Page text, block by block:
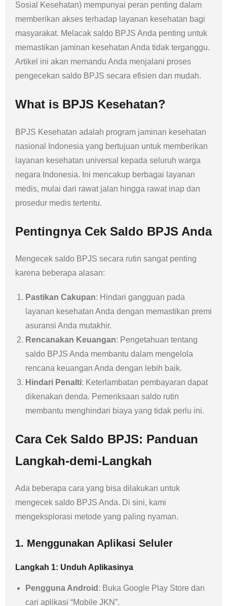
Sosial Kesehatan) mempunyai peran penting dalam
memberikan akses terhadap layanan kesehatan bagi
masyarakat. Melacak saldo BPJS Anda penting untuk
memastikan jaminan kesehatan Anda tidak terganggu.
Artikel ini akan memandu Anda menjalani proses
pengecekan saldo BPJS secara efisien dan mudah.
What is BPJS Kesehatan?
BPJS Kesehatan adalah program jaminan kesehatan
nasional Indonesia yang bertujuan untuk memberikan
layanan kesehatan universal kepada seluruh warga
negara Indonesia. Ini mencakup berbagai layanan
medis, mulai dari rawat jalan hingga rawat inap dan
prosedur medis tertentu.
Pentingnya Cek Saldo BPJS Anda
Mengecek saldo BPJS secara rutin sangat penting
karena beberapa alasan:
Pastikan Cakupan: Hindari gangguan pada
layanan kesehatan Anda dengan memastikan premi
asuransi Anda mutakhir.
Rencanakan Keuangan: Pengetahuan tentang
saldo BPJS Anda membantu dalam mengelola
rencana keuangan Anda dengan lebih baik.
Hindari Penalti: Keterlambatan pembayaran dapat
dikenakan denda. Pemeriksaan saldo rutin
membantu menghindari biaya yang tidak perlu ini.
Cara Cek Saldo BPJS: Panduan
Langkah-demi-Langkah
Ada beberapa cara yang bisa dilakukan untuk
mengecek saldo BPJS Anda. Di sini, kami
mengeksplorasi metode yang paling nyaman.
1. Menggunakan Aplikasi Seluler
Langkah 1: Unduh Aplikasinya
Pengguna Android : Buka Google Play Store dan
cari aplikasi “Mobile JKN”.